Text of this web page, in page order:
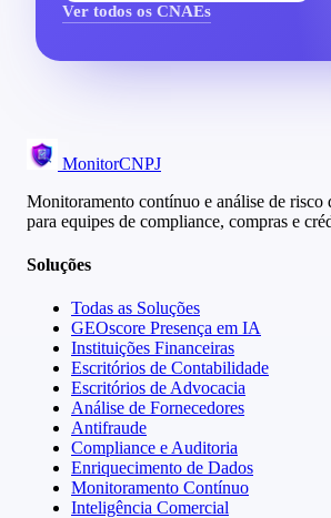
Ver todos os CNAEs
MonitorCNPJ
Monitoramento contínuo e análise de risco
para equipes de compliance, compras e
Soluções
Todas as Soluções
GEOscore Presença em IA
Instituições Financeiras
Escritórios de Contabilidade
Escritórios de Advocacia
Análise de Fornecedores
Antifraude
Compliance e Auditoria
Enriquecimento de Dados
Monitoramento Contínuo
Inteligência Comercial